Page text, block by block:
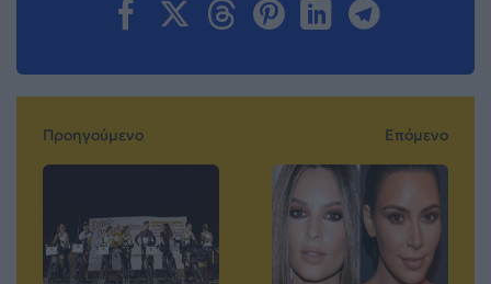
Προηγούμενο Επόμενο